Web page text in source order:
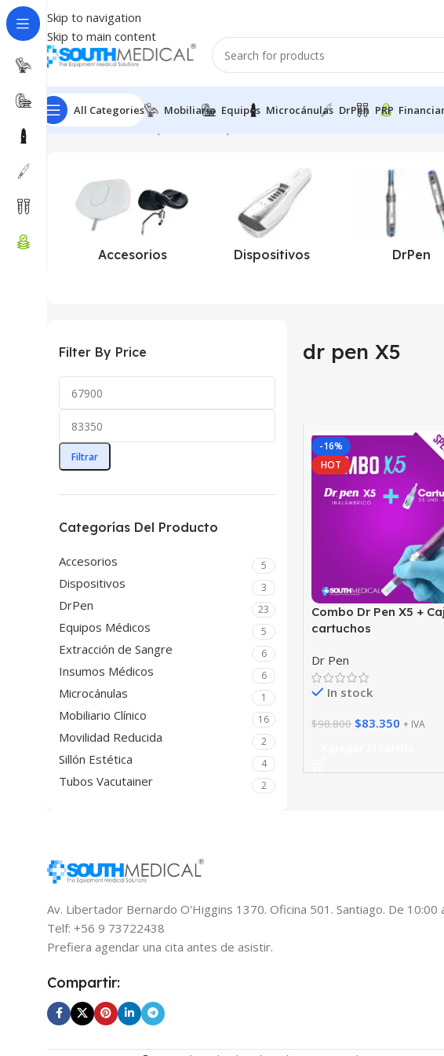
Skip to navigation
Skip to main content
All Categories Mobiliario Equipos Microcánulas DrPen PRP
Inicio Productos etiquetados “dr pen X5”
Accesorios Dispositivos DrPen
Filter By Price
Filtrar
Categorías Del Producto
Accesorios 5
Dispositivos 3
DrPen 23
Equipos Médicos 5
Extracción de Sangre 6
Insumos Médicos 6
Microcánulas 1
Mobiliario Clínico 16
Movilidad Reducida 2
Sillón Estética 4
Tubos Vacutainer 2
dr pen X5
-16%
HOT
Combo Dr Pen X5 +
cartuchos
Dr Pen
In stock
$98.800 $83.350 + IVA
Av. Libertador Bernardo O'Higgins 1370. Oficina 501. Santiago. De 10:00
Telf: +56 9 73722438
Prefiera agendar una cita antes de asistir.
Compartir: